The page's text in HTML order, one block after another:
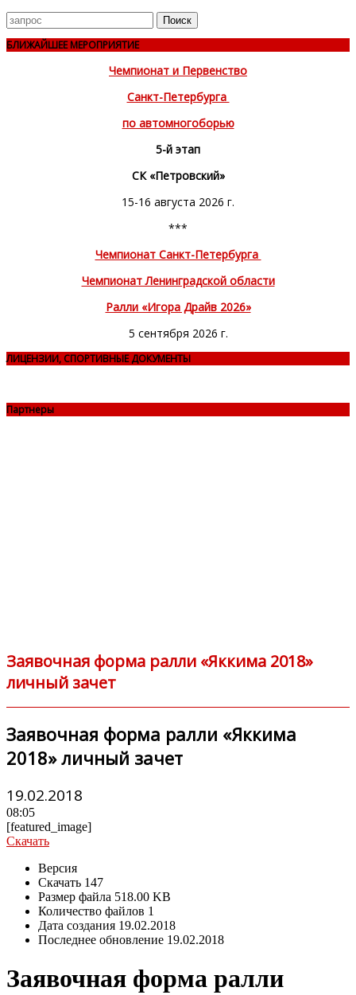
Поиск
для
БЛИЖАЙШЕЕ МЕРОПРИЯТИЕ
Чемпионат и Первенство
Санкт-Петербурга
по автомногоборью
5-й этап
СК «Петровский»
15-16 августа 2026 г.
***
Чемпионат Санкт-Петербурга
Чемпионат Ленинградской области
Ралли «Игора Драйв 2026»
5 сентября 2026 г.
ЛИЦЕНЗИИ, СПОРТИВНЫЕ ДОКУМЕНТЫ
Партнеры
Заявочная форма ралли «Яккима 2018»
личный зачет
Заявочная форма ралли «Яккима
2018» личный зачет
19.02.2018
08:05
[featured_image]
Скачать
Версия
Скачать 147
Размер файла 518.00 KB
Количество файлов 1
Дата создания 19.02.2018
Последнее обновление 19.02.2018
Заявочная форма ралли